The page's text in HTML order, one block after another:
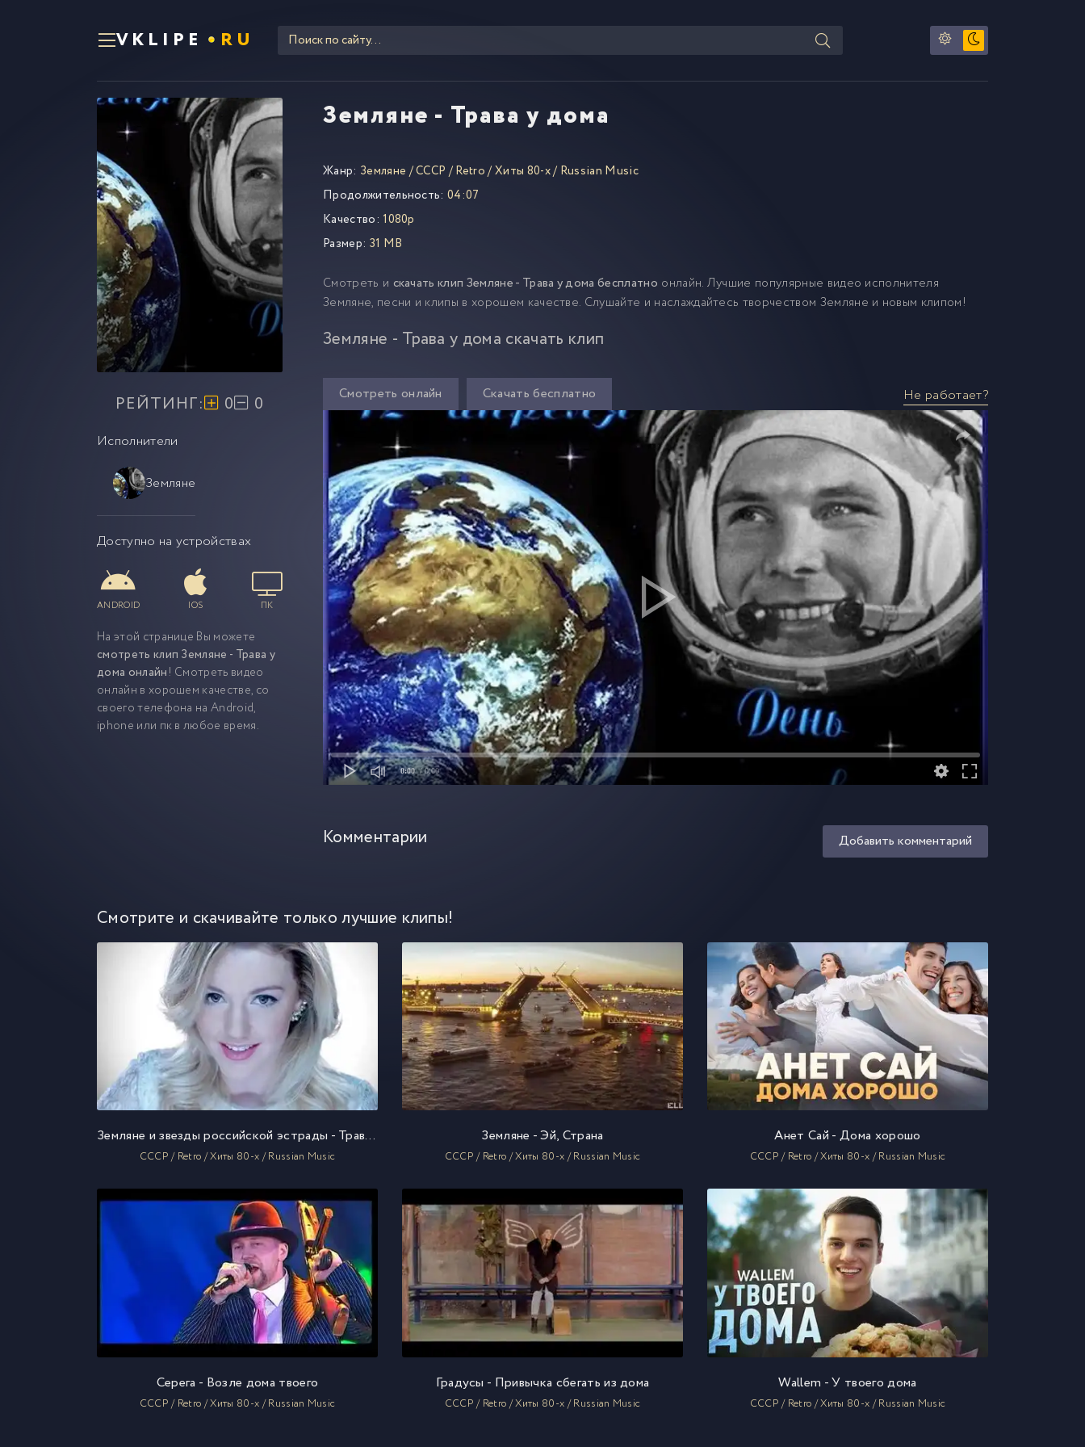
VKLIPE RU
Земляне - Трава у дома
РЕЙТИНГ: 0 0
Исполнители
Земляне
Доступно на устройствах
ANDROID IOS ПК
На этой странице Вы можете
смотреть клип Земляне - Трава у
дома онлайн! Смотреть видео
онлайн в хорошем качестве, со
своего телефона на Android,
iphone или пк в любое время.
Жанр: Земляне /СССР /Retro/Хиты 80-х/ Russian Music
Продолжительность: 04:07
Качество: 1080p
Размер: 31 MB
Смотреть и скачать клип Земляне - Трава у дома бесплатно онлайн. Лучшие популярные видео исполнителя
Земляне, песни и клипы в хорошем качестве. Слушайте и наслаждайтесь творчеством Земляне и новым клипом!
Земляне - Трава у дома скачать клип
Смотреть онлайн Скачать бесплатно Не работает?
0:00 / 0:00
Комментарии Добавить комментарий
Смотрите и скачивайте только лучшие клипы!
Земляне и звезды российской эстрады - Трава у дома
СССР / Retro / Хиты 80-х / Russian Music
Земляне - Эй, Страна
СССР / Retro / Хиты 80-х / Russian Music
Анет Сай - Дома хорошо
СССР / Retro / Хиты 80-х / Russian Music
Серега - Возле дома твоего
СССР / Retro / Хиты 80-х / Russian Music
Градусы - Привычка сбегать из дома
СССР / Retro / Хиты 80-х / Russian Music
Wallem - У твоего дома
СССР / Retro / Хиты 80-х / Russian Music